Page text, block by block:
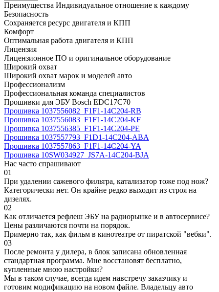
Преимущества Индивидуальное отношение к каждому
Безопасность
Сохраняется ресурс двигателя и КПП
Комфорт
Оптимальная работа двигателя и КПП
Лицензия
Лицензионное ПО и оригинальное оборудование
Широкий охват
Широкий охват марок и моделей авто
Профессионализм
Профессиональная команда специалистов
Прошивки для ЭБУ Bosch EDC17C70
Прошивка 1037556082_F1F1-14C204-RB
Прошивка 1037556083_F1F1-14C204-KF
Прошивка 1037556385_F1F1-14C204-PE
Прошивка 1037557793_F1D1-14C204-ABA
Прошивка 1037557863_F1F1-14C204-YA
Прошивка 10SW034927_JS7A-14C204-BJA
Нас часто спрашивают
01
При удалении сажевого фильтра, катализатор тоже под нож?
Категорически нет. Он крайне редко выходит из строя на
дизелях.
02
Как отличается рефлеш ЭБУ на радиорынке и в автосервисе?
Цены различаются почти на порядок.
Примерно так, как фильм в кинотеатре от пиратской "вебки".
03
После ремонта у дилера, в блок записана обновленная
стандартная программа. Мне восстановят бесплатно,
купленные мною настройки?
Мы в таком случае, всегда идем навстречу заказчику и
готовим модификацию на новом файле. Владельцу авто